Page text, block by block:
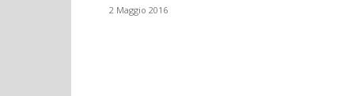
2 Maggio 2016